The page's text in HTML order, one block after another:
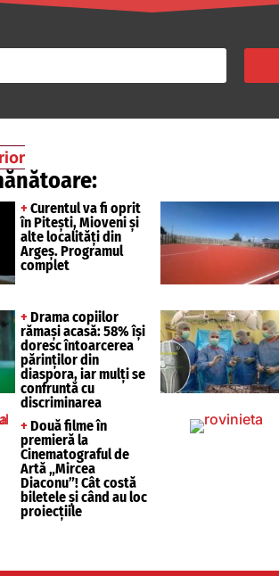
+ Curentul va fi oprit
în Pitești, Mioveni și
alte localități din
Argeș. Programul
complet
+ Drama copiilor
rămași acasă: 58% își
doresc întoarcerea
părinților din
diaspora, iar mulți se
confruntă cu
discriminarea
+ Două filme în
premieră la
Cinematograful de
Artă „Mircea
Diaconu”! Cât costă
biletele și când au loc
proiecțiile